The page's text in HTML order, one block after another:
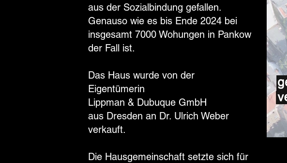
aus der Sozialbindung gefallen.
Genauso wie es bis Ende 2024 bei
insgesamt 7000 Wohungen in Pankow
der Fall ist.
Das Haus wurde von der
Eigentümerin
Lippman & Dubuque GmbH
aus Dresden an Dr. Ulrich Weber
verkauft.
Die Hausgemeinschaft setzte sich für